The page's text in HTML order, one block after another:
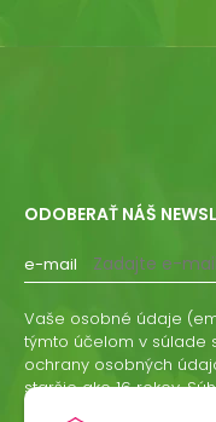
ODOBERAŤ NÁŠ
e-mail
Vaše osobné údaje
týmto účelom v súlade
ochrany osobných
staršie ako 16 rokov.